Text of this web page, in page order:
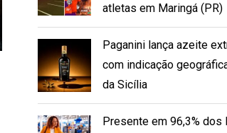
atletas em Maringá (PR)
Paganini lança azeite
com indicação
da Sicília
Presente em 96,3% dos